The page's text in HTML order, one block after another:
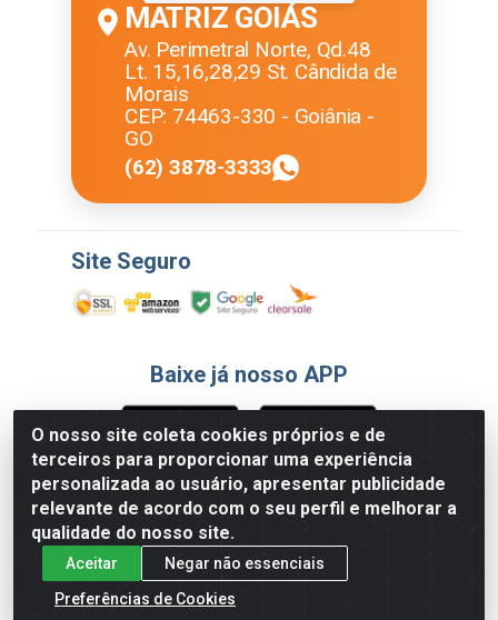
O nosso site coleta cookies próprios e de
terceiros para proporcionar uma experiência
personalizada ao usuário, apresentar publicidade
relevante de acordo com o seu perfil e melhorar a
qualidade do nosso site.
Aceitar
Negar não essenciais
Preferências de Cookies
MATRIZ GOIÁS
Av. Perimetral Norte, Qd.48
Lt. 15,16,28,29 St. Cândida de
Morais
CEP: 74463-330 - Goiânia -
GO
(62) 3878-3333
Site Seguro
Baixe já nosso APP
Formas de Pagamento